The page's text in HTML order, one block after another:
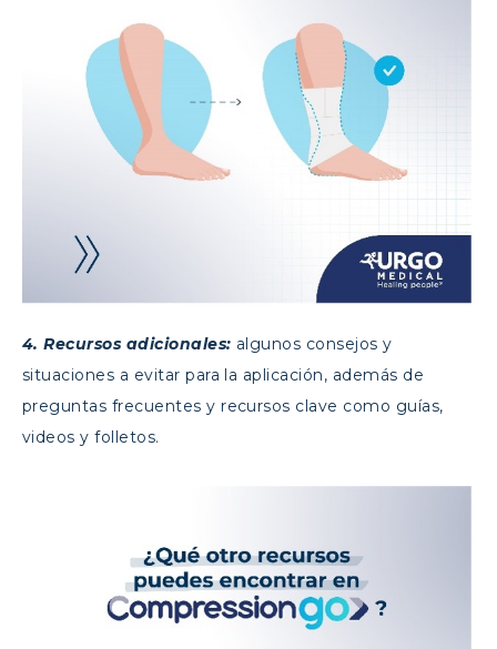
4. Recursos adicionales: algunos consejos y
situaciones a evitar para la aplicación, además de
preguntas frecuentes y recursos clave como guías,
videos y folletos.